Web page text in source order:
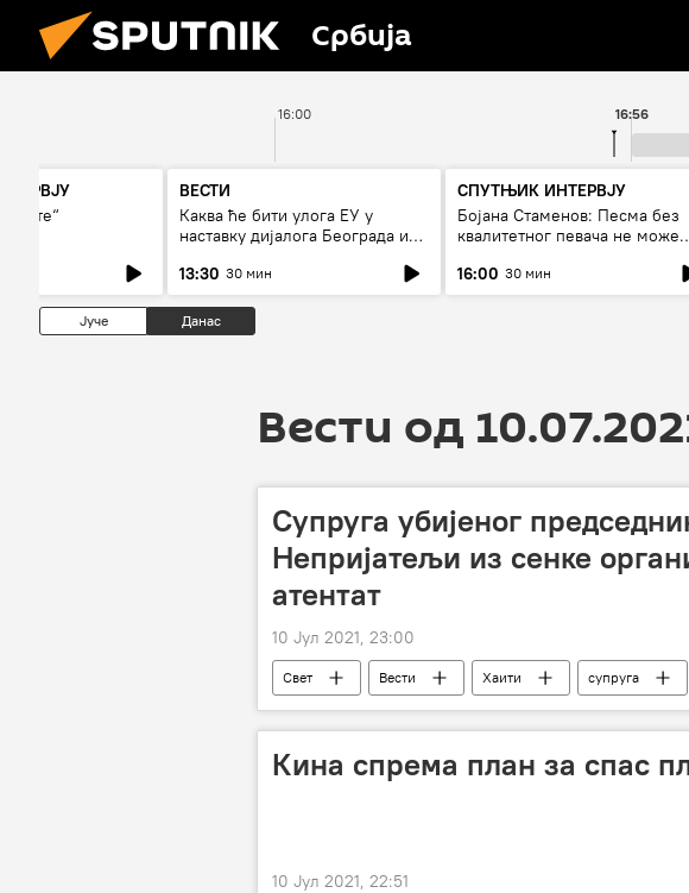
Србија
16:00 16:56
ВЕСТИ
Каква ће бити улога ЕУ у
наставку дијалога Београда и
13:30 30 мин
СПУТЊИК ИНТЕРВЈУ
Бојана Стаменов: Песма без
квалитетног певача не може
16:00 30 мин
Јуче Данас
Вести од
Супруга убијеног
Непријатељи из сенке
атентат
10 Јул 2021, 23:00
Свет Вести Хаити супруга
Кина спрема план за спас
10 Јул 2021, 22:51